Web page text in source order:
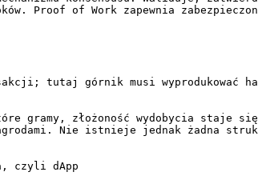
Proof of Work zapewnia
tutaj górnik musi wyprodukować
gramy, złożoność wydobycia staje
Nie istnieje jednak żadna
czyli dApp